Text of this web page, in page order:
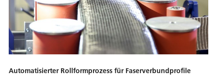
Automatisierter Rollformprozess für Faserverbundprofile